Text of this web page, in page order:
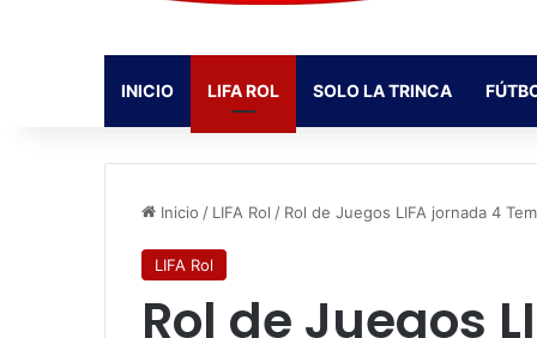
INICIO LIFA ROL SOLO LA TRINCA
Inicio / LIFA Rol / Rol de Juegos LIFA jornada 4
LIFA Rol
Rol de Juegos